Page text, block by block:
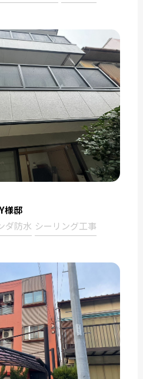
様邸
ダ防水 シーリング工事